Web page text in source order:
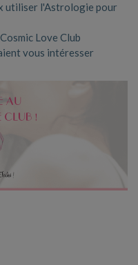
utiliser l'Astrologie pour
Love Club
vous intéresser